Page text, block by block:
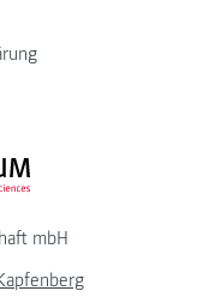
FH JOANNEUM Logo
mbH